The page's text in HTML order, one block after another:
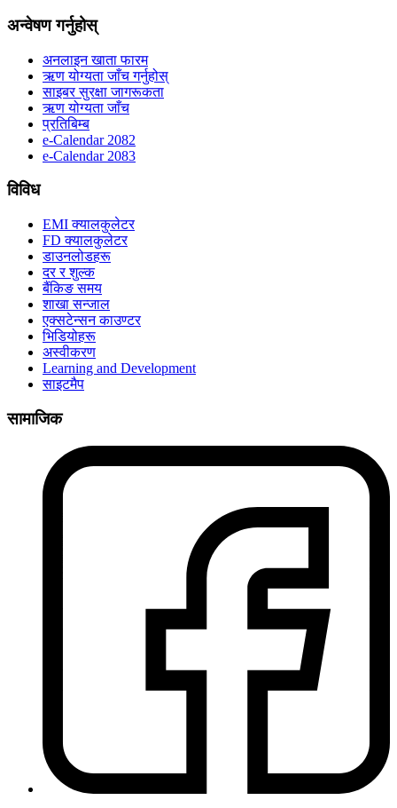
अन्वेषण गर्नुहोस्
अनलाइन खाता फारम
ऋण योग्यता जाँच गर्नुहोस्
साइबर सुरक्षा जागरूकता
ऋण योग्यता जाँच
प्रतिबिम्ब
e-Calendar 2082
e-Calendar 2083
विविध
EMI क्यालकुलेटर
FD क्यालकुलेटर
डाउनलोडहरू
दर र शुल्क
बैंकिङ समय
शाखा सन्जाल
एक्सटेन्सन काउण्टर
भिडियोहरू
अस्वीकरण
Learning and Development
साइटमैप
सामाजिक